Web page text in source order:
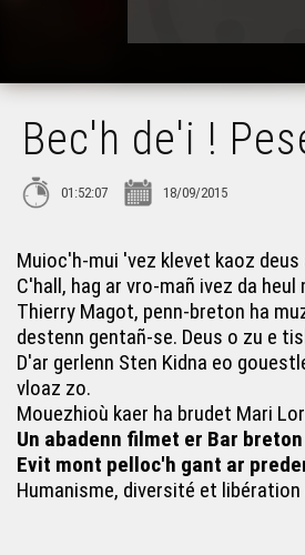
Bec'h de'i !
01:52:07 18/09/2015
Muioc'h-mui 'vez klevet kaoz
C'hall, hag ar vro-mañ ivez da
Thierry Magot, penn-breton ha
destenn gentañ-se. Deus o zu e
D'ar gerlenn Sten Kidna eo
vloaz zo.
Mouezhioù kaer ha brudet Mari
Un abadenn filmet er Bar
Evit mont pelloc'h gant ar
Humanisme, diversité et libération